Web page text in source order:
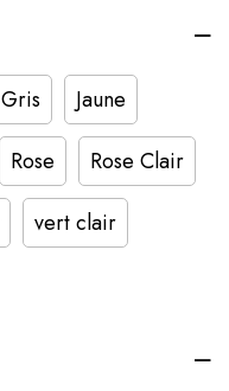
Gris
Jaune
Rose
Rose Clair
vert clair